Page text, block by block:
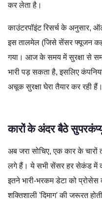
कर लेता है।
काउंटरपॉइंट रिसर्च के अनुसार,
इस तालमेल (जिसे सेंसर फ्यूजन
गया। आज के समय में सुरक्षा से
भारी पड़ सकता है, इसलिए
अचूक सुरक्षा घेरा तैयार कर रही हैं।
कारों के अंदर बैठे
अब जरा सोचिए, एक कार के
लगे हैं। ये सभी सेंसर हर सेकंड में
इतने भारी-भरकम डेटा को
शक्तिशाली 'दिमाग' की जरूरत